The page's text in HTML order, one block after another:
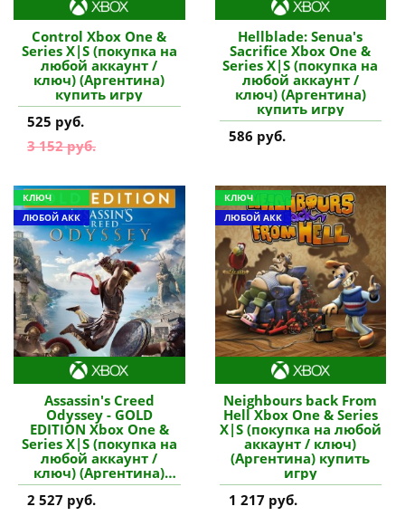
Control Xbox One &
Series X|S (покупка на
любой аккаунт /
ключ) (Аргентина)
купить игру
525 руб.
3 152 руб.
Hellblade: Senua's
Sacrifice Xbox One &
Series X|S (покупка на
любой аккаунт /
ключ) (Аргентина)
купить игру
586 руб.
КЛЮЧ
ЛЮБОЙ АКК
Assassin's Creed
Odyssey - GOLD
EDITION Xbox One &
Series X|S (покупка на
любой аккаунт /
ключ) (Аргентина)
купить игру
2 527 руб.
КЛЮЧ
ЛЮБОЙ АКК
Neighbours back From
Hell Xbox One & Series
X|S (покупка на любой
аккаунт / ключ)
(Аргентина) купить
игру
1 217 руб.